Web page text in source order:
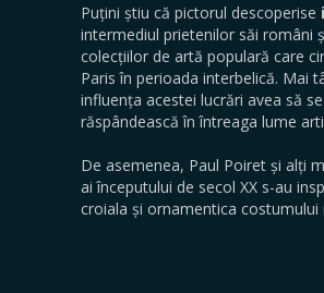
Puțini știu că pictorul descoperise
intermediul prietenilor săi români
colecțiilor de artă populară care
Paris în perioada interbelică. Mai
influența acestei lucrări avea să se
răspândească în întreaga lume
De asemenea, Paul Poiret și alți
ai începutului de secol XX s-au
croiala și ornamentica costumului